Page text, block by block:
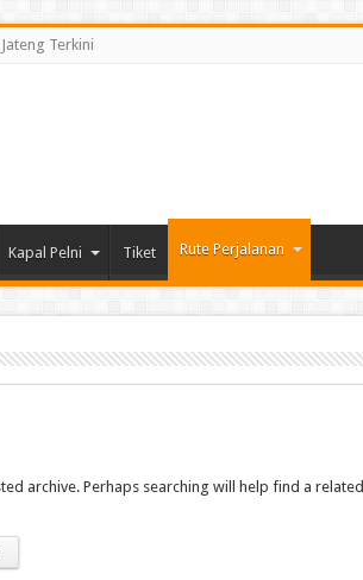
Jateng Terkini
Kapal Pelni Tiket Rute Perjalanan
archive. Perhaps searching will help find a related